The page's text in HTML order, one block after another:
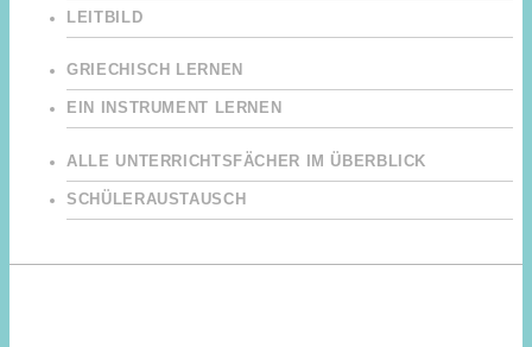
LEITBILD
GRIECHISCH LERNEN
EIN INSTRUMENT LERNEN
ALLE UNTERRICHTSFÄCHER IM ÜBERBLICK
SCHÜLERAUSTAUSCH